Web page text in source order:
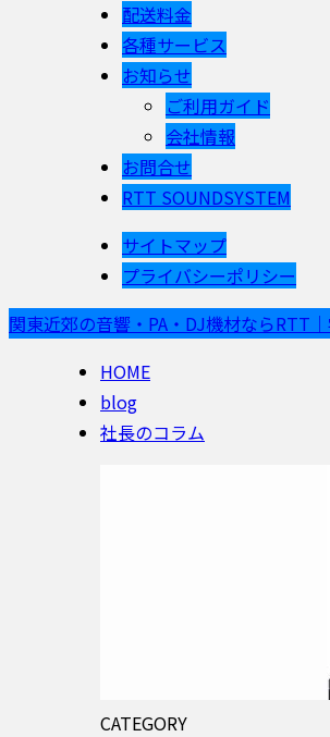
配送料金
各種サービス
お知らせ
ご利用ガイド
会社情報
お問合せ
RTT SOUNDSYSTEM
サイトマップ
プライバシーポリシー
関東近郊の音響・PA・DJ機材ならRTT
HOME
blog
社長のコラム
CATEGORY